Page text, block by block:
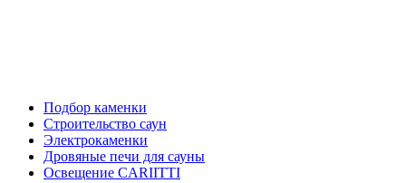
Подбор каменки
Строительство саун
Электрокаменки
Дровяные печи для сауны
Освещение CARIITTI